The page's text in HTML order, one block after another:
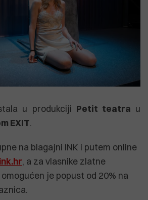
u produkciji Petit teatra u
EXIT.
na blagajni INK i putem online
, a za vlasnike zlatne
je popust od 20% na